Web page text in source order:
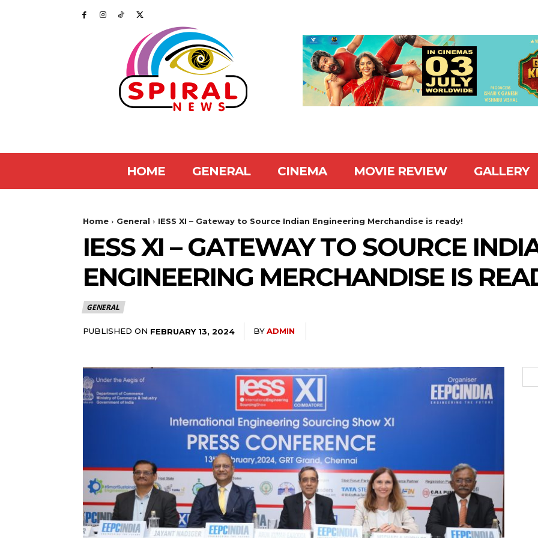
HOME GENERAL CINEMA MOVIE REVIEW GALLERY
Home General IESS XI – Gateway to Source Indian Engineering Merchandise is ready!
IESS XI – GATEWAY TO SOURCE
ENGINEERING MERCHANDISE IS
GENERAL
PUBLISHED ON FEBRUARY 13, 2024 BYADMIN